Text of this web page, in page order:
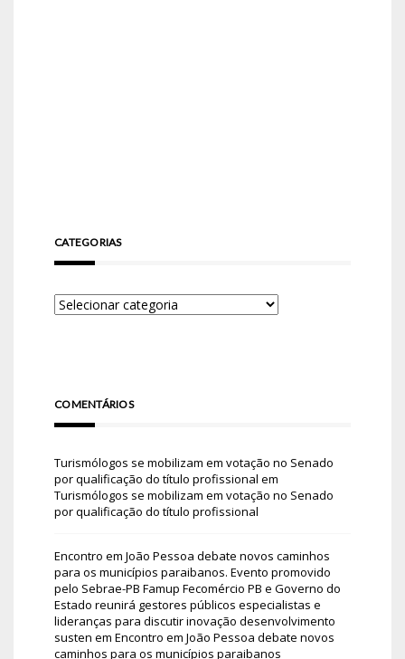
CATEGORIAS
COMENTÁRIOS
Turismólogos se mobilizam em votação no Senado
por qualificação do título profissional em
Turismólogos se mobilizam em votação no Senado
por qualificação do título profissional
Encontro em João Pessoa debate novos caminhos
para os municípios paraibanos. Evento promovido
pelo Sebrae-PB Famup Fecomércio PB e Governo do
Estado reunirá gestores públicos especialistas e
lideranças para discutir inovação desenvolvimento
susten em Encontro em João Pessoa debate novos
caminhos para os municípios paraibanos